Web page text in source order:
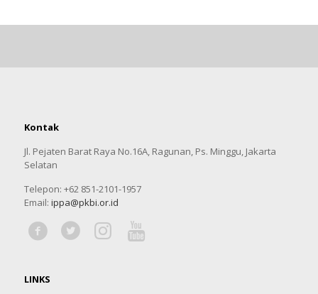
Kontak
Jl. Pejaten Barat Raya No.16A, Ragunan, Ps. Minggu, Jakarta
Selatan
Telepon: +62 851-2101-1957
Email: ippa@pkbi.or.id
LINKS